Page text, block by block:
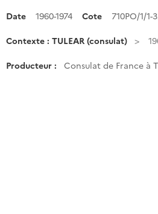
Date 1960-1974 Cote 710PO/1/
Contexte : TULEAR (consulat)
Producteur : Consulat de France à